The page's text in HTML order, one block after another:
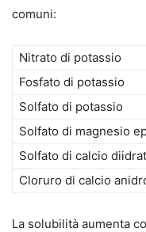
comuni:
Nitrato di potassio
Fosfato di potassio
Solfato di potassio
Solfato di magnesio
Solfato di calcio
Cloruro di calcio
La solubilità aumenta